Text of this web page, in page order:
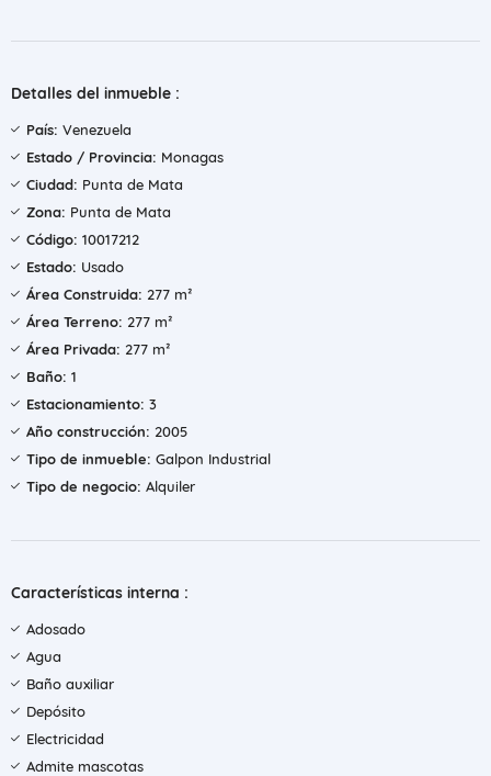
Detalles del inmueble :
País: Venezuela
Estado / Provincia: Monagas
Ciudad: Punta de Mata
Zona: Punta de Mata
Código: 10017212
Estado: Usado
Área Construida: 277 m²
Área Terreno: 277 m²
Área Privada: 277 m²
Baño: 1
Estacionamiento: 3
Año construcción: 2005
Tipo de inmueble: Galpon Industrial
Tipo de negocio: Alquiler
Características interna :
Adosado
Agua
Baño auxiliar
Depósito
Electricidad
Admite mascotas